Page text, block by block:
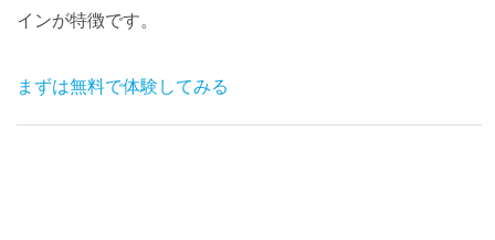
インが特徴です。
まずは無料で体験してみる